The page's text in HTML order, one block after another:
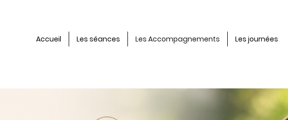
Accueil Les séances Les Accompagnements Les journées